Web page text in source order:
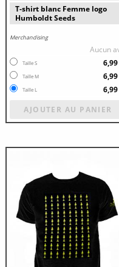
T-shirt blanc Femme logo
Humboldt Seeds
Merchandising
Aucun
Taille S
Taille M
Taille L
AJOUTER AU PANIER